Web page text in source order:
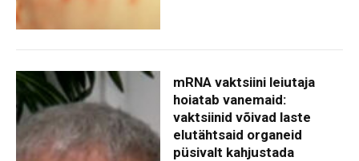
mRNA vaktsiini leiutaja
hoiatab vanemaid:
vaktsiinid võivad laste
elutähtsaid organeid
püsivalt kahjustada